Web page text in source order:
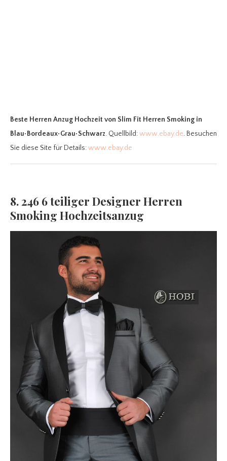
Beste Herren Anzug Hochzeit von Slim Fit Herren Smoking in
Blau•Bordeaux•Grau•Schwarz. Quellbild:www.ebay.de. Besuchen
Sie diese Site für Details:www.ebay.de
8. 246 6 teiliger Designer Herren
Smoking Hochzeitsanzug